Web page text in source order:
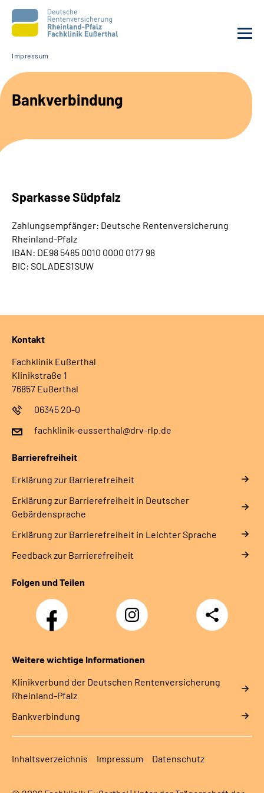
Unsere Klinik
Unsere Angebote
Ihre Rehabilitation
Beratungsstellen &
Suche
Gebärdensprache
Impressum
Bankverbindung
Sparkasse Südpfalz
Zahlungsempfänger: Deutsche Rentenversicherung
Rheinland-Pfalz
IBAN: DE98 5485 0010 0000 0177 98
BIC: SOLADES1SUW
Kontakt
Fachklinik Eußerthal
Klinikstraße 1
76857 Eußerthal
06345 20-0
fachklinik-eusserthal@drv-rlp.de
Barrierefreiheit
Erklärung zur Barrierefreiheit
Erklärung zur Barrierefreiheit in Deutscher
Gebärdensprache
Erklärung zur Barrierefreiheit in Leichter Sprache
Feedback zur Barrierefreiheit
Folgen und Teilen
Facebook
Instagram
DRV
Nachwuchskräfte
Teilen
Weitere wichtige Informationen
Klinikverbund der Deutschen Rentenversicherung
Rheinland-Pfalz
Bankverbindung
Inhaltsverzeichnis Impressum Datenschutz